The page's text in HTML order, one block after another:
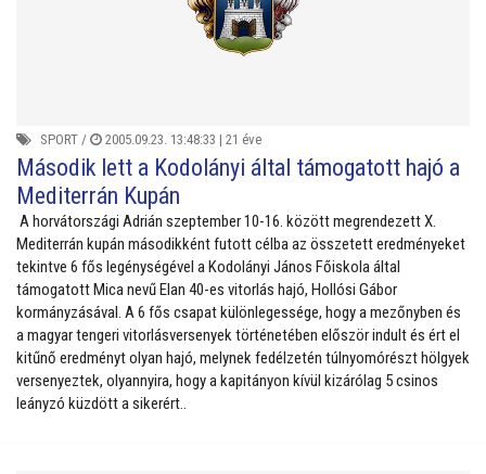
SPORT / 2005.09.23. 13:48:33 | 21 éve
Második lett a Kodolányi által támogatott hajó a
Mediterrán Kupán
A horvátországi Adrián szeptember 10-16. között megrendezett X.
Mediterrán kupán másodikként futott célba az összetett eredményeket
tekintve 6 fős legénységével a Kodolányi János Főiskola által
támogatott Mica nevű Elan 40-es vitorlás hajó, Hollósi Gábor
kormányzásával. A 6 fős csapat különlegessége, hogy a mezőnyben és
a magyar tengeri vitorlásversenyek történetében először indult és ért el
kitűnő eredményt olyan hajó, melynek fedélzetén túlnyomórészt hölgyek
versenyeztek, olyannyira, hogy a kapitányon kívül kizárólag 5 csinos
leányzó küzdött a sikerért..